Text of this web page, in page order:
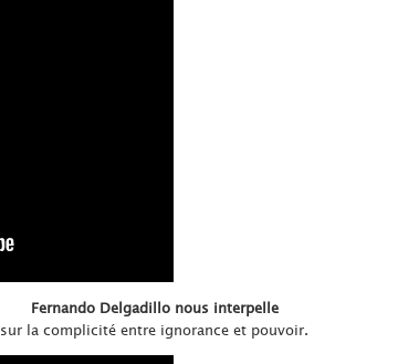
Fernando Delgadillo nous interpelle
sur la complicité entre ignorance et pouvoir.